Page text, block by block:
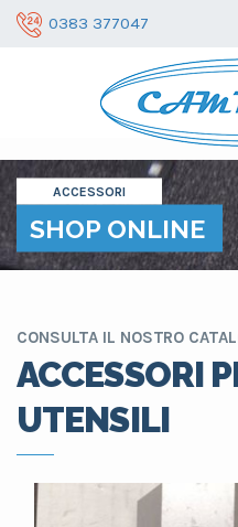
0383 377047
ACCESSORI
SHOP ONLINE
CONSULTA IL NOSTRO
ACCESSORI
UTENSILI